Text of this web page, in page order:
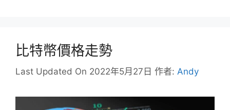
比特幣價格走勢
Last Updated On 2022年5月27日 作者: Andy